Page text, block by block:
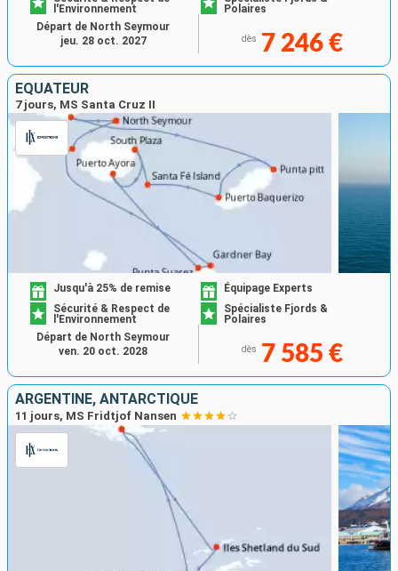
l'Environnement
Polaires
dès 7 246 €
Départ de North Seymour
jeu. 28 oct. 2027
ÉQUATEUR
7 jours, MS Santa Cruz II
Jusqu'à 25% de remise
Équipage Experts
Sécurité & Respect de
l'Environnement
Spécialiste Fjords &
Polaires
dès 7 585 €
Départ de North Seymour
ven. 20 oct. 2028
ARGENTINE, ANTARCTIQUE
11 jours, MS Fridtjof Nansen